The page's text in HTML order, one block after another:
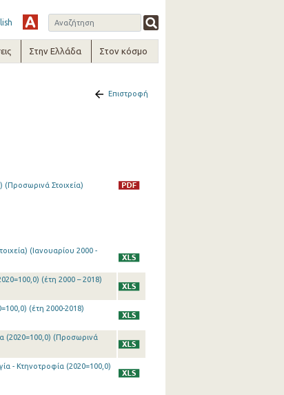
Στην Ελλάδα Στον κόσμο
Επιστροφή
(Προσωρινά Στοιχεία)
(Ιανουαρίου 2000 -
(έτη 2000 – 2018)
(έτη 2000-2018)
(2020=100,0) (Προσωρινά
- Κτηνοτροφία (2020=100,0)